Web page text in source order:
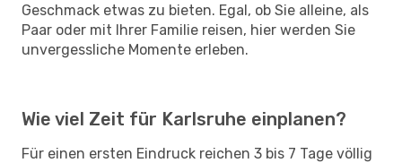
Geschmack etwas zu bieten. Egal, ob Sie alleine, als
Paar oder mit Ihrer Familie reisen, hier werden Sie
unvergessliche Momente erleben.
Wie viel Zeit für Karlsruhe einplanen?
Für einen ersten Eindruck reichen 3 bis 7 Tage völlig